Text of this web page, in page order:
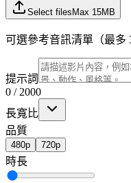
Select files Max 15MB
可選參考音訊清單（最多
提示詞
0 / 2000
長寬比
品質
480p 720p
時長